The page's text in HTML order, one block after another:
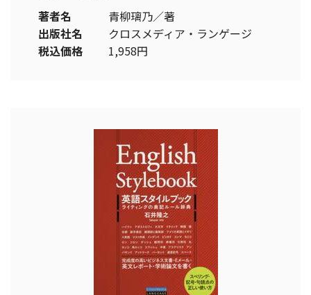
著者名
青柳璃乃／著
出版社名
クロスメディア・ランゲージ
税込価格
1,958円